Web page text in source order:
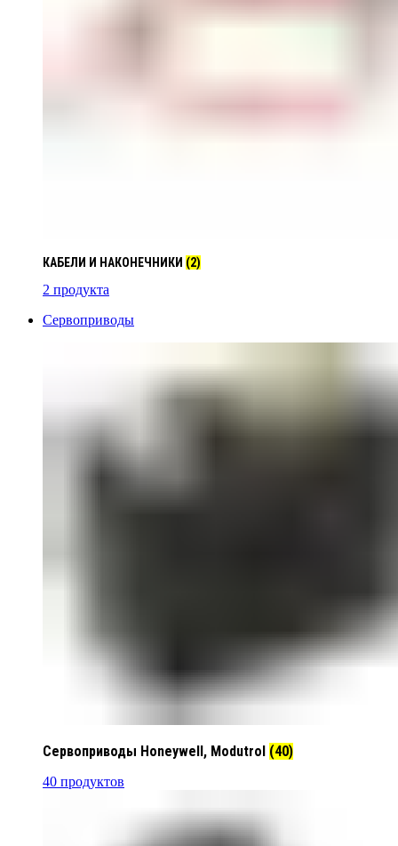
КАБЕЛИ И НАКОНЕЧНИКИ (2)
2 продукта
Сервоприводы
Сервоприводы Honeywell, Modutrol (40)
40 продуктов